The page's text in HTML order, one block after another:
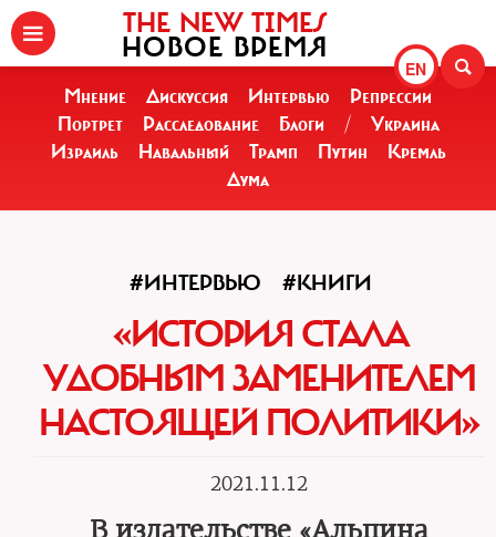
EN
THE NEW TIMES
НОВОЕ ВРЕМЯ
Мнение Дискуссия Интервью
Репрессии
Портрет
Расследование Блоги /
Украина
Израиль
Навальный Трамп Путин
Кремль
Дума
#ИНТЕРВЬЮ #КНИГИ
«ИСТОРИЯ СТАЛА
УДОБНЫМ ЗАМЕНИТЕЛЕМ
НАСТОЯЩЕЙ ПОЛИТИКИ»
2021.11.12
В издательстве «Альпина